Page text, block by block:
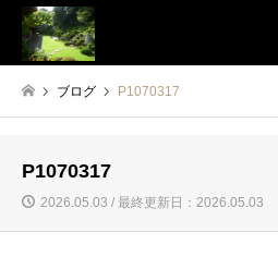
ブログ P1070317
P1070317
2026.05.03 / 最終更新日：2026.05.03